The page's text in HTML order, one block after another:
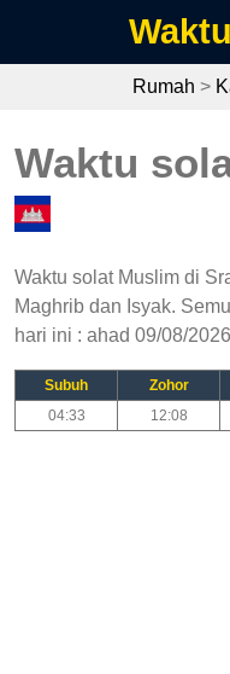
Rumah >
Waktu
Waktu solat Muslim di
Maghrib dan Isyak.
hari ini : ahad 09/08/
Subuh Zohor
04:33
12:08